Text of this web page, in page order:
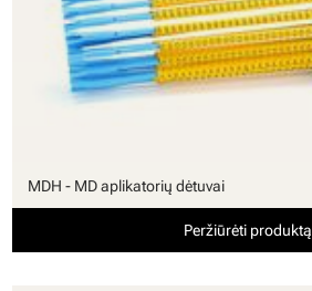
MDH - MD aplikatorių dėtuvai
Peržiūrėti produktą